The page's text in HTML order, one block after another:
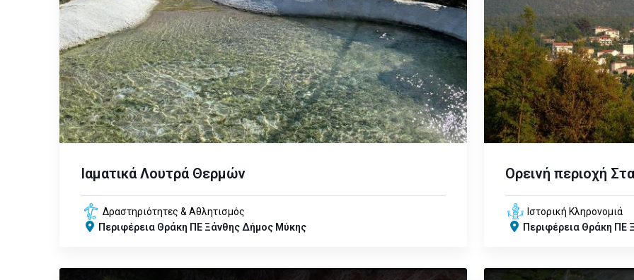
Ιαματικά Λουτρά Θερμών
Δραστηριότητες & Αθλητισμός
Περιφέρεια Θράκη ΠΕ Ξάνθης Δήμος Μύκης
Ορεινή περιοχή
Ιστορική Κληρονομιά
Περιφέρεια Θράκη ΠΕ